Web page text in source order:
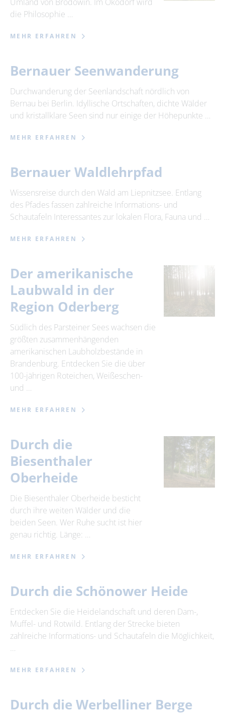
Umland von Brodowin. Im Ökodorf wird
die Philosophie …
MEHR ERFAHREN
Bernauer Seenwanderung
Durchwanderung der Seenlandschaft nördlich von
Bernau bei Berlin. Idyllische Ortschaften, dichte Wälder
und kristallklare Seen sind nur einige der Höhepunkte …
MEHR ERFAHREN
Bernauer Waldlehrpfad
Wissensreise durch den Wald am Liepnitzsee. Entlang
des Pfades fassen zahlreiche Informations- und
Schautafeln Interessantes zur lokalen Flora, Fauna und …
MEHR ERFAHREN
Der amerikanische
Laubwald in der
Region Oderberg
Südlich des Parsteiner Sees wachsen die
größten zusammenhängenden
amerikanischen Laubholzbestände in
Brandenburg. Entdecken Sie die über
100-jährigen Roteichen, Weißeschen-
und …
MEHR ERFAHREN
Durch die
Biesenthaler
Oberheide
Die Biesenthaler Oberheide besticht
durch ihre weiten Wälder und die
beiden Seen. Wer Ruhe sucht ist hier
genau richtig. Länge: …
MEHR ERFAHREN
Durch die Schönower Heide
Entdecken Sie die Heidelandschaft und deren Dam-,
Muffel- und Rotwild. Entlang der Strecke bieten
zahlreiche Informations- und Schautafeln die Möglichkeit,
…
MEHR ERFAHREN
Durch die Werbelliner Berge